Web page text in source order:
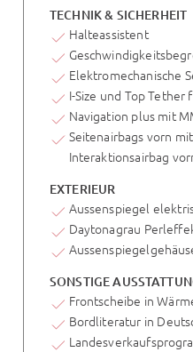
TECHNIK & SICHERHEIT
Halteassistent
Elektromechanische
I-Size und Top Tether
Navigation plus mit
Seitenairbags vorn
Interaktionsairbag
EXTERIEUR
Aussenspiegel
Daytonagrau
SONSTIGE
Frontscheibe in
Bordliteratur in